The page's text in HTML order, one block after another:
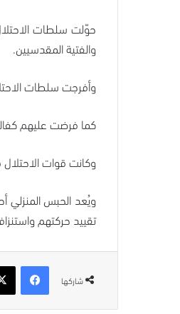
حوّلت سلطات
والفتية المقدسيين.
وأفرجت سلطات
كما فرضت عليهم كفالة نقدية بقيمة 6 آلاف شيكل، إضافة إلى
وكانت قوات الاحتلال قد اعتقلت الفتية الثلاثة في
ويُعد الحبس المنزلي
تقييد حركتهم
شاركها